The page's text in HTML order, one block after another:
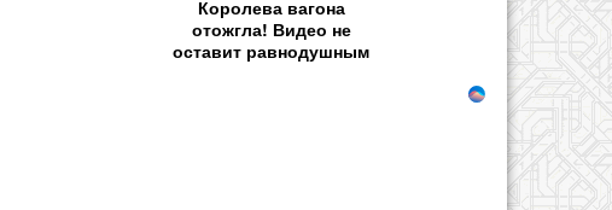
Королева вагона
отожгла! Видео не
оставит равнодушным